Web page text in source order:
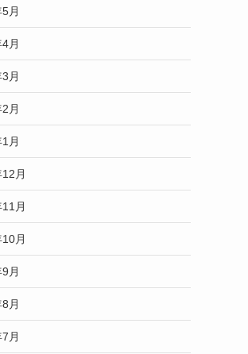
月
月
月
月
月
月
月
月
月
月
月